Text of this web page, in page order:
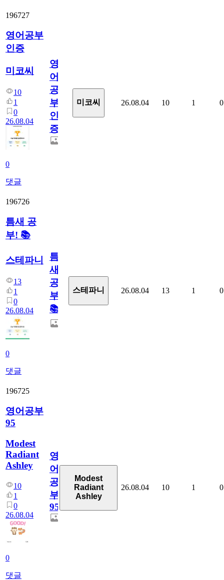
196727
영어공부
인증
미코씨
10
1
0
26.08.04
0
댓글
영
어
공
부
인
증
미코씨 26.08.04 10 1 0
196726
틈새 공
부! 📚
스테파니
13
1
0
26.08.04
0
댓글
틈
새
공
부!
📚
스테파니 26.08.04 13 1 0
196725
영어공부
95
Modest
Radiant
Ashley
10
1
0
26.08.04
0
댓글
영
어
공
부
95
Modest
Radiant
Ashley
26.08.04 10 1 0